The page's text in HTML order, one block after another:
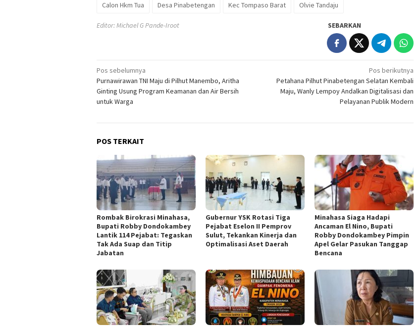
Calon Hkm Tua Desa Pinabetengan Kec Tompaso Barat Olvie Tandaju
Editor: Michael G Pande-Iroot SEBARKAN
Navigasi
pos
Pos sebelumnya
Purnawirawan TNI Maju di Pilhut Manembo, Aritha
Ginting Usung Program Keamanan dan Air Bersih
untuk Warga
Pos berikutnya
Petahana Pilhut Pinabetengan Selatan Kembali
Maju, Wanly Lempoy Andalkan Digitalisasi dan
Pelayanan Publik Modern
POS TERKAIT
Rombak Birokrasi Minahasa,
Bupati Robby Dondokambey
Lantik 114 Pejabat: Tegaskan
Tak Ada Suap dan Titip
Jabatan
Gubernur YSK Rotasi Tiga
Pejabat Eselon II Pemprov
Sulut, Tekankan Kinerja dan
Optimalisasi Aset Daerah
Minahasa Siaga Hadapi
Ancaman El Nino, Bupati
Robby Dondokambey Pimpin
Apel Gelar Pasukan Tanggap
Bencana